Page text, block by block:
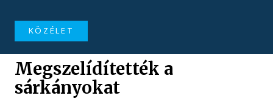
KÖZÉLET
Megszelídítették a
sárkányokat